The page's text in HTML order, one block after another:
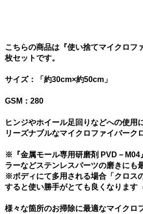
こちらの商品は『使い捨てマイクロフ
枚セットです。
サイズ：「約30cm×約50cm」
GSM：280
ヒンジやホイール足回りなどへの使用
リーズナブルなマイクロファイバーク
※『金属モール専用研磨剤 PVD－M04
ラーなどステンレスパーツの磨きにも
※ボディにて多用される場合「クロス
すると使い勝手がとても良くなります
様々な箇所のお掃除に最適なマイクロ